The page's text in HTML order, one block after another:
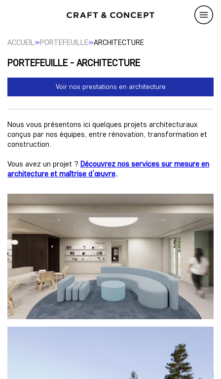
ACCUEIL»PORTEFEUILLE»ARCHITECTURE
PORTEFEUILLE - ARCHITECTURE
Voir nos prestations en architecture
Nous vous présentons ici quelques projets architecturaux
conçus par nos équipes, entre rénovation, transformation et
construction.
Vous avez un projet ? Découvrez nos services sur mesure en
architecture et maîtrise d’œuvre.